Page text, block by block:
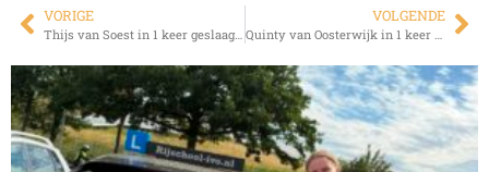
VORIGE VOLGENDE